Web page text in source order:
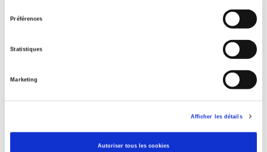
Préférences
Statistiques
Marketing
Afficher les détails
Autoriser tous les cookies
Raisons politiques 76, novembre 2019
Amélie Bescont, Lucile Richard